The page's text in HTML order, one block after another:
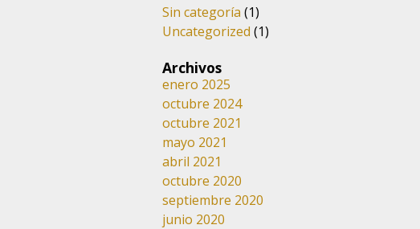
Sin categoría (1)
Uncategorized (1)
Archivos
enero 2025
octubre 2024
octubre 2021
mayo 2021
abril 2021
octubre 2020
septiembre 2020
junio 2020